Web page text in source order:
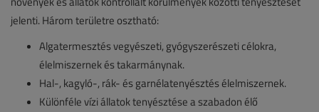
jelenti. Három területre osztható:
Algatermesztés vegyészeti, gyógyszerészeti célokra,
élelmiszernek és takarmánynak.
Hal-, kagyló-, rák- és garnélatenyésztés élelmiszernek.
Különféle vízi állatok tenyésztése a szabadon élő